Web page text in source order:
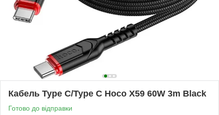
Кабель Type C/Type C Hoco X59 60W 3m Black
Готово до відправки